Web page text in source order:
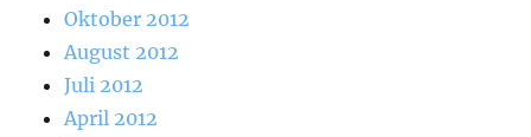
Oktober 2012
August 2012
Juli 2012
April 2012